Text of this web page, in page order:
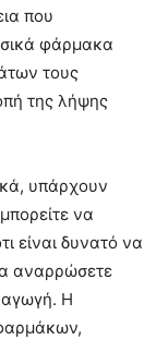
που
φάρμακα
τους
της λήψης
υπάρχουν
να
είναι δυνατό να
αναρρώσετε
αγωγή. Η